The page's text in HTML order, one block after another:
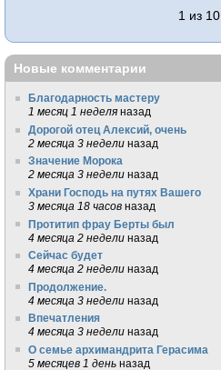
1 из 10
Новые комментарии
Благодарность мастеру
1 месяц 1 неделя назад
Дорогой отец Алексий, очень
2 месяца 3 недели назад
Значение Морока
2 месяца 3 недели назад
Храни Господь на путях Вашего
3 месяца 18 часов назад
Протитип фрау Берты был
4 месяца 2 недели назад
Сейчас будет
4 месяца 2 недели назад
Продолжение.
4 месяца 3 недели назад
Впечатления
4 месяца 3 недели назад
О семье архимандрита Герасима
5 месяцев 1 день назад